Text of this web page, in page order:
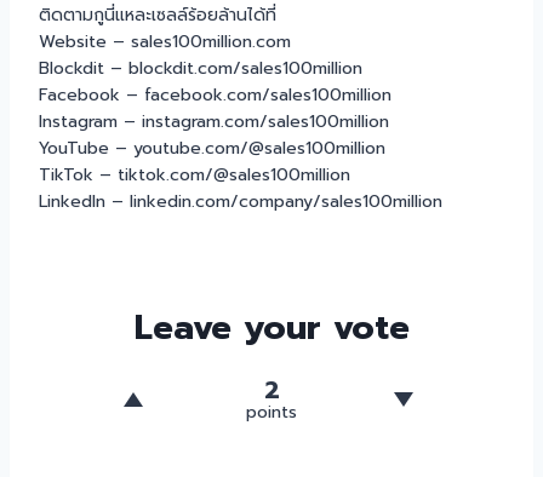
ติดตามกูนี่แหละเซลล์ร้อยล้านได้ที่
Website – sales100million.com
Blockdit – blockdit.com/sales100million
Facebook – facebook.com/sales100million
Instagram – instagram.com/sales100million
YouTube – youtube.com/@sales100million
TikTok – tiktok.com/@sales100million
LinkedIn – linkedin.com/company/sales100million
Leave your vote
2
points